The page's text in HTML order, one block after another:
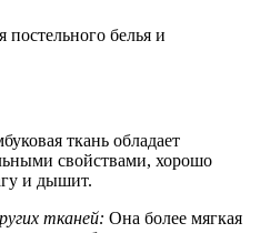
постельного белья и
ткань обладает
свойствами, хорошо
и дышит.
тканей: Она более мягкая